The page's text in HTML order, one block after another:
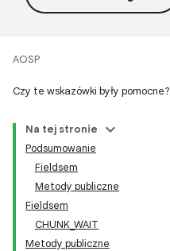
AOSP
Czy te wskazówki były pomocne?
Na tej stronie
Podsumowanie
Fieldsem
Metody publiczne
Fieldsem
CHUNK_WAIT
Metody publiczne